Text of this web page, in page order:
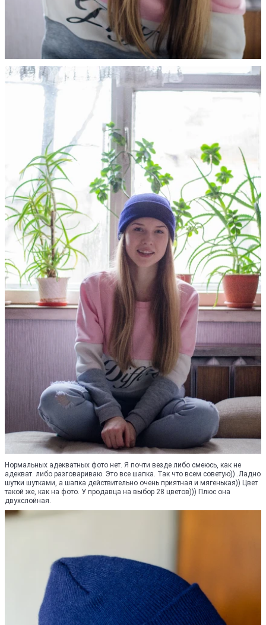
Нормальных адекватных фото нет. Я почти везде либо смеюсь, как не
адекват. либо разговариваю. Это все шапка. Так что всем советую))..Ладно
шутки шутками, а шапка действительно очень приятная и мягенькая)) Цвет
такой же, как на фото. У продавца на выбор 28 цветов))) Плюс она
двухслойная.